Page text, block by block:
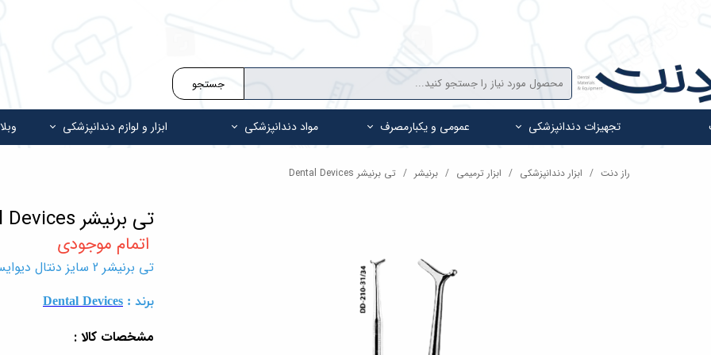
جستجو
تجهیزات دندانپزشکی عمومی و یکبارمصرف مواد دندانپزشکی ابزار و لوازم دندانپزشکی
راز دنت ابزار دندانپزشکی ابزار ترمیمی برنیشر تی برنیشر Dental Devices
تی برنیشر Dental Devices
تی برنیشر 2 سایز دنتال دیوایس T burnisher
برند : Dental Devices
مشخصات کالا :